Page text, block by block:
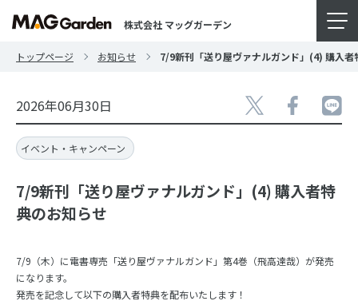
株式会社 マッグガーデン
トップページ お知らせ 7/9新刊「送り屋ヴァナルガンド」(4) 購入者
2026年06月30日
イベント・キャンペーン
7/9新刊「送り屋ヴァナルガンド」(4) 購入者特
典のお知らせ
7/9（木）に電書専売「送り屋ヴァナルガンド」第4巻（飛高達哉）が発売
になります。
発売を記念して以下の購入者特典を配布いたします！